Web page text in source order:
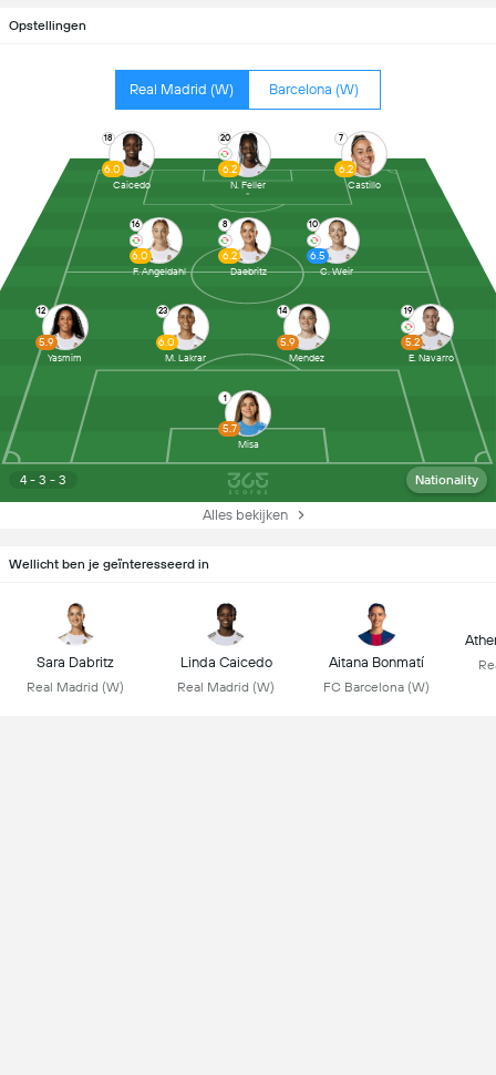
Opstellingen
Real Madrid (W) Barcelona (W)
4 - 3 - 3 Nationality
1
5.7
Misa
12
5.9
Yasmim
23
6.0
M. Lakrar
14
5.9
Mendez
19
5.2
E. Navarro
16
6.0
F. Angeldahl
8
6.2
Daebritz
10
6.5
C. Weir
18
6.0
Caicedo
20
6.2
N. Feller
7
6.2
Castillo
Alles bekijken
Wellicht ben je geïnteresseerd in
Sara Dabritz
Real Madrid (W)
Linda Caicedo
Real Madrid (W)
Aitana Bonmatí
FC Barcelona (W)